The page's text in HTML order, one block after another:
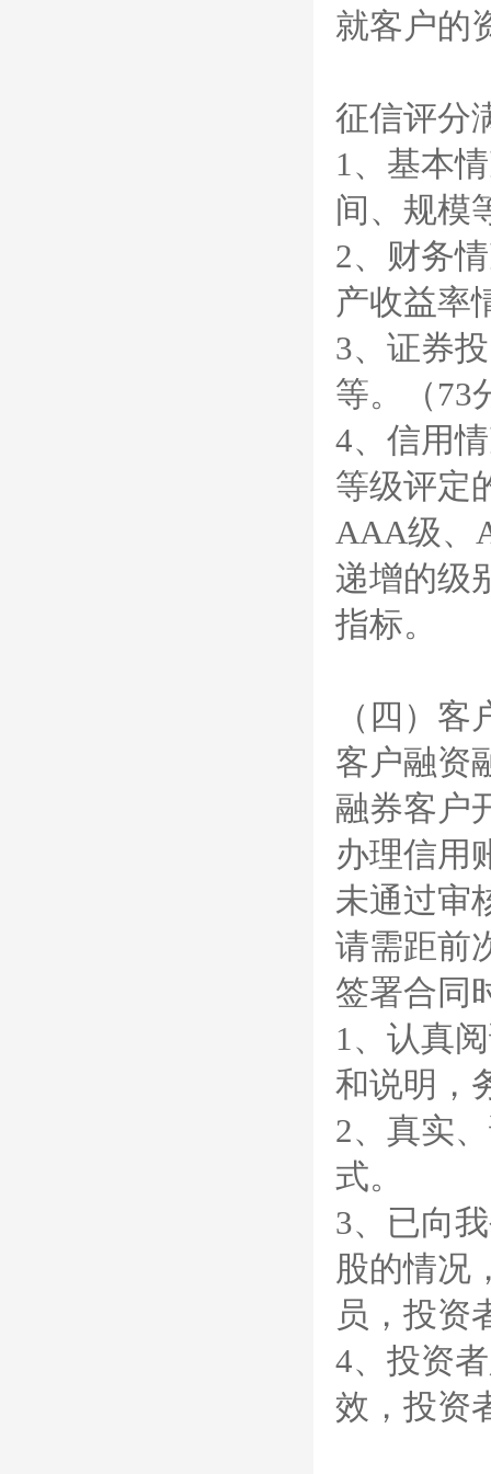
就客户的
征信评分
1、基本
间、规模
2、财务
产收益率
3、证券
等。（73
4、信用
等级评定
AAA级、
递增的级
指标。
（四）
客户融资
融券客户
办理信用
未通过审
请需距前
签署合同
1、认真
和说明，
2、真实
式。
3、已向
股的情况
员，投资
4、投资
效，投资